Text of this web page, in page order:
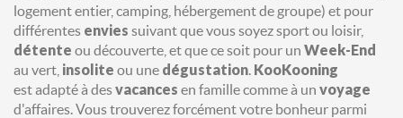
logement entier, camping, hébergement de groupe) et pour
différentes envies suivant que vous soyez sport ou loisir,
détente ou découverte, et que ce soit pour un Week-End
au vert, insolite ou une dégustation. KooKooning
est adapté à desvacances en famille comme à un voyage
d'affaires. Vous trouverez forcément votre bonheur parmi